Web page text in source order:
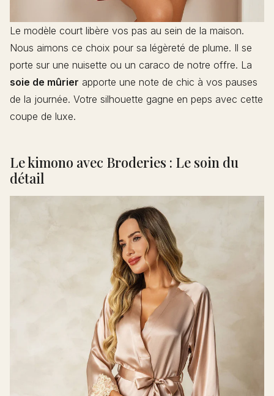
Le modèle court libère vos pas au sein de la maison.
Nous aimons ce choix pour sa légèreté de plume. Il se
porte sur une nuisette ou un caraco de notre offre. La
soie de mûrier apporte une note de chic à vos pauses
de la journée. Votre silhouette gagne en peps avec cette
coupe de luxe.
Le kimono avec Broderies : Le soin du
détail